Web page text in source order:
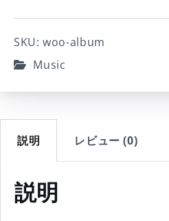
SKU:woo-album
Music
説明 レビュー (0)
説明